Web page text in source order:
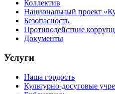
Коллектив
Национальный проект
Безопасность
Противодействие
Документы
Услуги
Наша гордость
Культурно-досуговые